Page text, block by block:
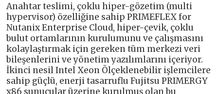
Anahtar teslimi, çoklu hiper-gözetim (multi
hypervisor) özelliğine sahip PRIMEFLEX for
Nutanix Enterprise Cloud, hiper-çevik, çoklu
bulut ortamlarının kurulumunu ve çalışmasını
kolaylaştırmak için gereken tüm merkezi veri
bileşenlerini ve yönetim yazılımlarını içeriyor.
İkinci nesil Intel Xeon Ölçeklenebilir işlemcilere
sahip güçlü, enerji tasarruflu Fujitsu PRIMERGY
x86 sunucular üzerine kurulmuş olan bu